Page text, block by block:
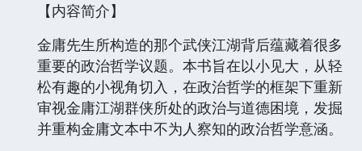
【内容简介】
金庸先生所构造的那个武侠江湖背后蕴藏着很多
重要的政治哲学议题。本书旨在以小见大，从轻
松有趣的小视角切入，在政治哲学的框架下重新
审视金庸江湖群侠所处的政治与道德困境，发掘
并重构金庸文本中不为人察知的政治哲学意涵。